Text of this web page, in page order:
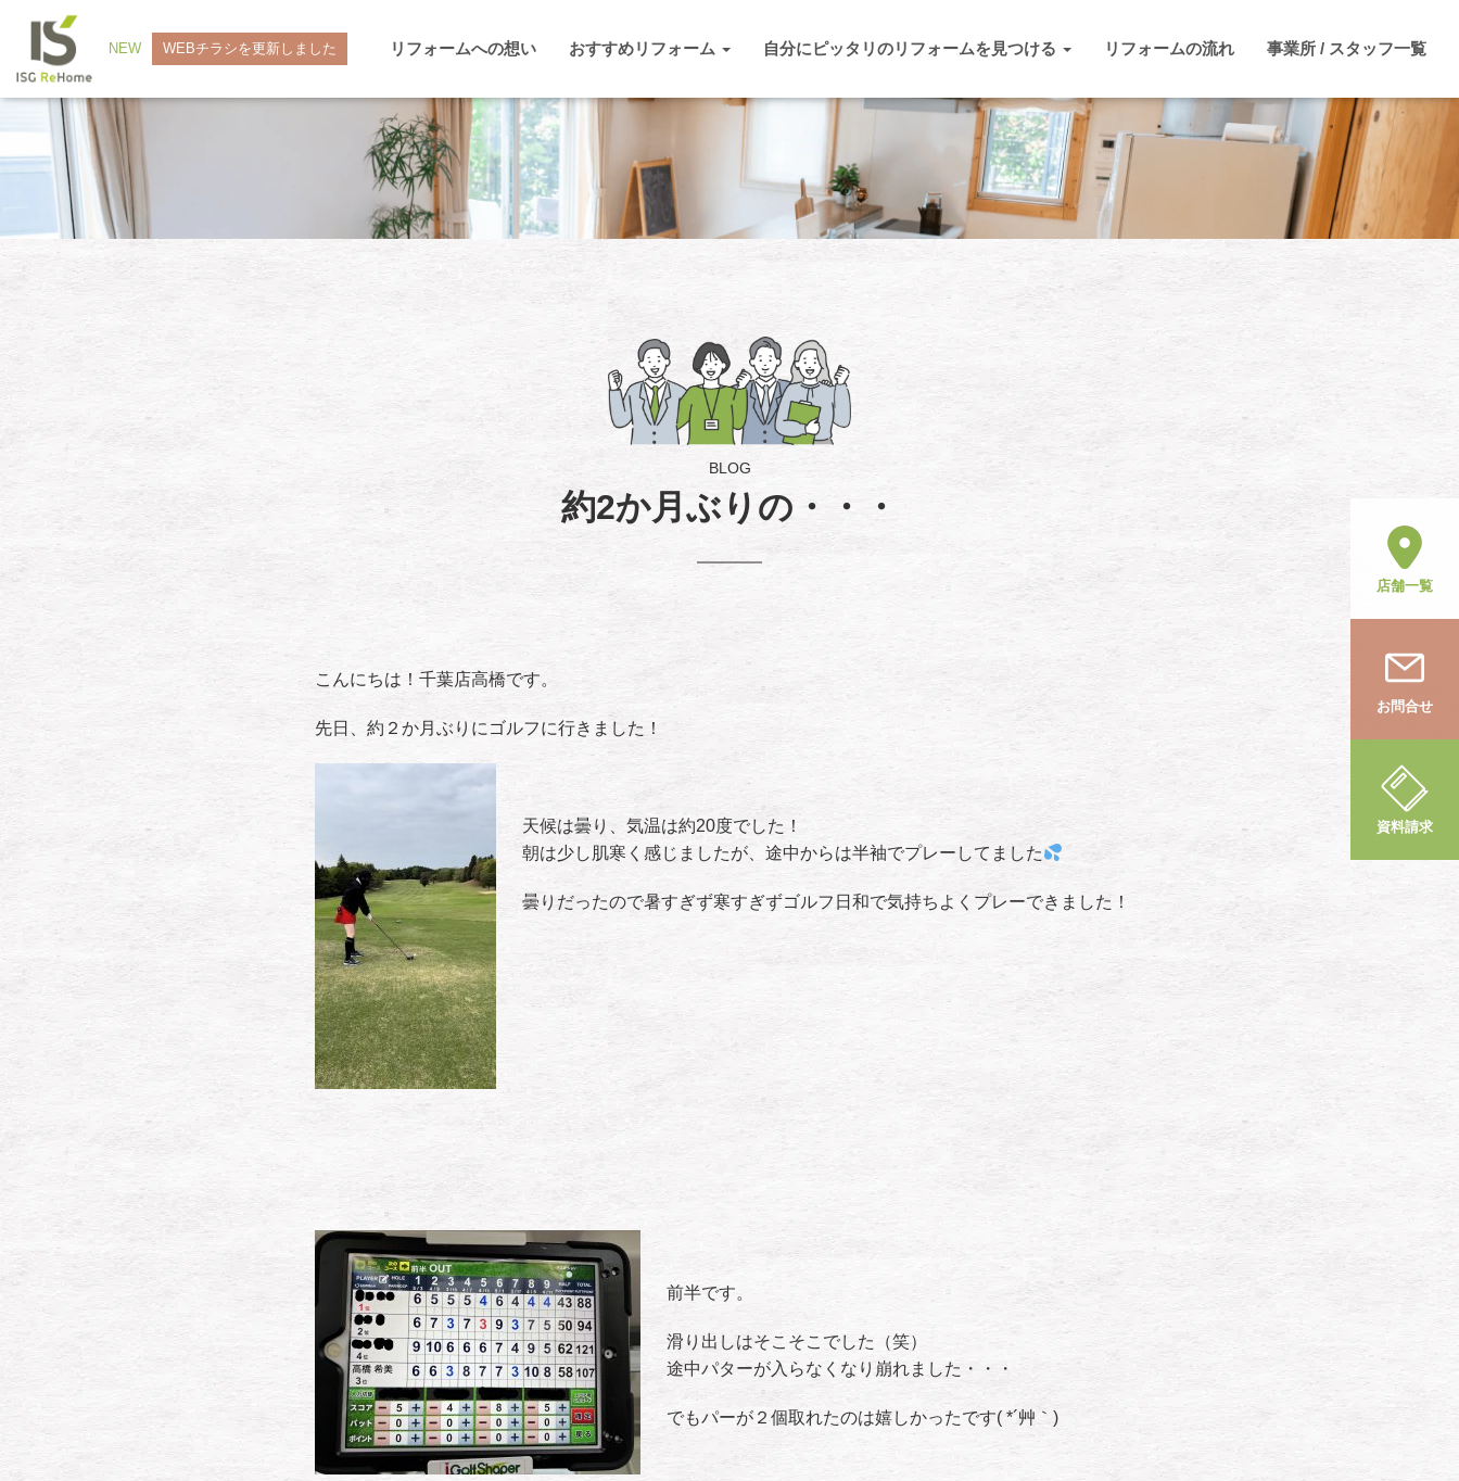
NEW WEBチラシを更新しました リフォームへの想い おすすめリフォーム 自分にピッタリのリフォームを見つける リフォームの流れ 事業所 / スタッフ一覧
店舗一覧
お問合せ
資料請求
約2か月ぶりの・・・
BLOG
こんにちは！千葉店高橋です。
先日、約２か月ぶりにゴルフに行きました！
天候は曇り、気温は約20度でした！
朝は少し肌寒く感じましたが、途中からは半袖でプレーしてました
曇りだったので暑すぎず寒すぎずゴルフ日和で気持ちよくプレーできました！
前半です。
滑り出しはそこそこでした（笑）
途中パターが入らなくなり崩れました・・・
でもパーが２個取れたのは嬉しかったです( *´艸｀)